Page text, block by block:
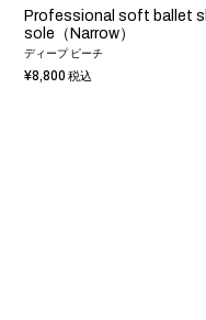
Professional soft ballet
sole（Narrow）
ディープ ピーチ
¥8,800 税込